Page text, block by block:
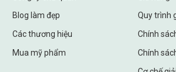
Blog làm đẹp
Các thương hiệu
Mua mỹ phẩm
Quy trình
Chính
Chính